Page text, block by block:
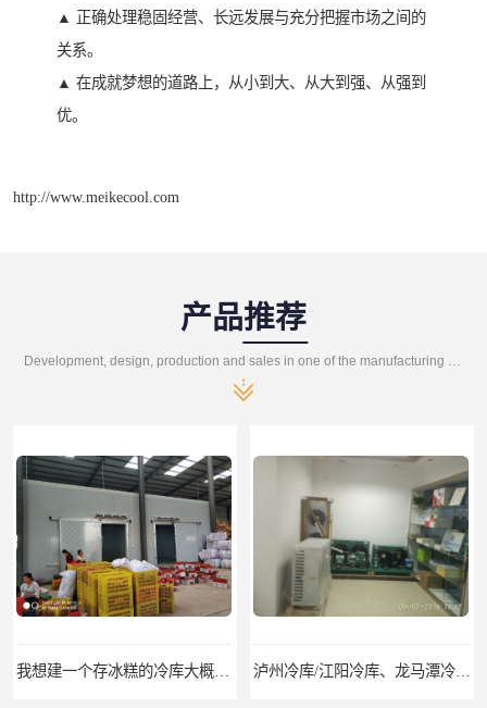
▲ 正确处理稳固经营、长远发展与充分把握市场之间的
关系。
▲ 在成就梦想的道路上，从小到大、从大到强、从强到
优。
http://www.meikecool.com
产品推荐